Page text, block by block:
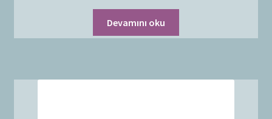
Devamını oku